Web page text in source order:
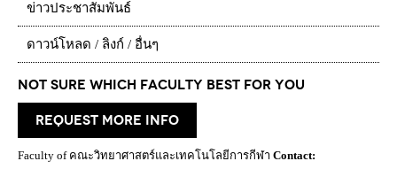
ข่าวประชาสัมพันธ์
ดาวน์โหลด / ลิงก์ / อื่นๆ
Not Sure which Faculty best for you
request more info
Faculty of คณะวิทยาศาสตร์และเทคโนโลยีการกีฬา Contact: